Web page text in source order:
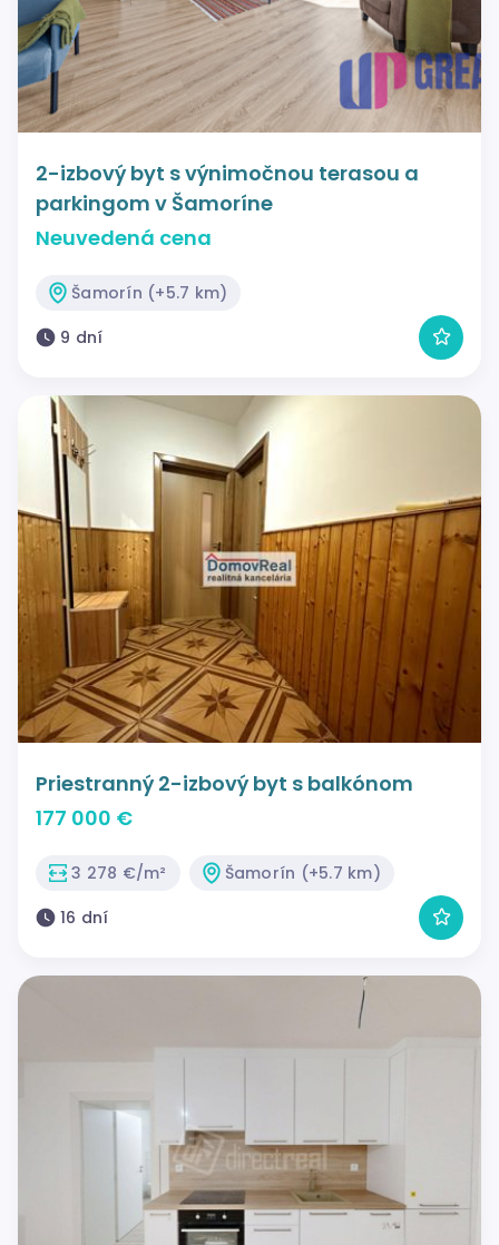
2-izbový byt s výnimočnou terasou a
parkingom v Šamoríne
Neuvedená cena
Šamorín (+5.7 km)
9 dní
Priestranný 2-izbový byt s balkónom
177 000 €
3 278 €/m²
Šamorín (+5.7 km)
16 dní